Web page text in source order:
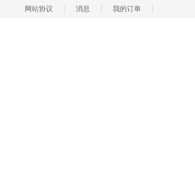
网站协议 消息 我的订单